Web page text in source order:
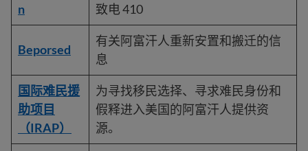
n
致电 410
Beporsed
有关阿富汗人重新安置和搬迁的信
息
国际难民援
助项目
（IRAP）
为寻找移民选择、寻求难民身份和
假释进入美国的阿富汗人提供资
源。